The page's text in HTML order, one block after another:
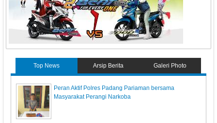
Top News Arsip Berita Galeri Photo
Peran Aktif Polres Padang Pariaman bersama
Masyarakat Perangi Narkoba